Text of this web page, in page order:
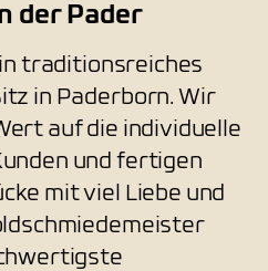
der Pader
traditionsreiches
in Paderborn. Wir
auf die individuelle
und fertigen
mit viel Liebe und